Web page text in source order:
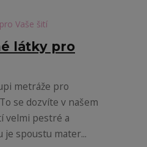
látky pro
metráže pro
se dozvíte v našem
velmi pestré a
spoustu mater...